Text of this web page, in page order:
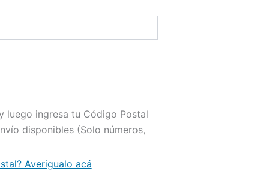
luego ingresa tu Código Postal
disponibles (Solo números,
Averigualo acá